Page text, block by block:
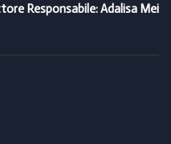
Responsabile: Adalisa Mei